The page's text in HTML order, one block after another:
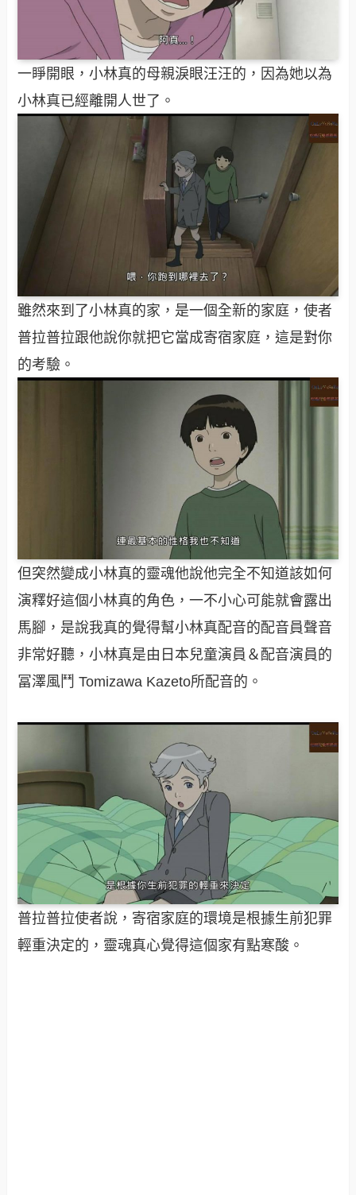
一睜開眼，小林真的母親淚眼汪汪的，因為她以為
小林真已經離開人世了。
雖然來到了小林真的家，是一個全新的家庭，使者
普拉普拉跟他說你就把它當成寄宿家庭，這是對你
的考驗。
但突然變成小林真的靈魂他說他完全不知道該如何
演釋好這個小林真的角色，一不小心可能就會露出
馬腳，是說我真的覺得幫小林真配音的配音員聲音
非常好聽，小林真是由日本兒童演員＆配音演員的
冨澤風鬥 Tomizawa Kazeto所配音的。
普拉普拉使者說，寄宿家庭的環境是根據生前犯罪
輕重決定的，靈魂真心覺得這個家有點寒酸。